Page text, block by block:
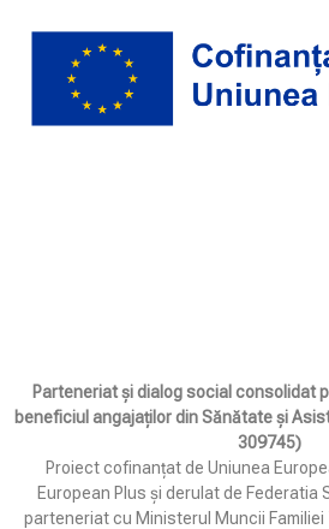
Parteneriat și dialog social consolidat
beneficiul angajaților din Sănătate și
309745)
Proiect cofinanțat de Uniunea
European Plus și derulat de Federatia
parteneriat cu Ministerul Muncii